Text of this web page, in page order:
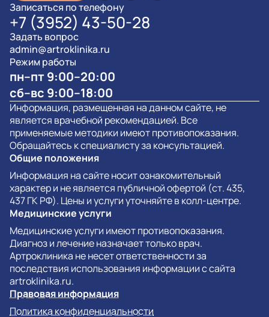
Записаться по телефону
+7 (3952) 43-50-28
Задать вопрос
admin@artroklinika.ru
Режим работы
пн–пт 9:00–20:00
сб–вс 9:00–18:00
Информация, размещенная на данном сайте, не
является врачебной рекомендацией. Все
применяемые методики имеют противопоказания.
Обращайтесь к специалисту за консультацией.
Общие положения
Информация на сайте носит ознакомительный
характер и не является публичной офертой (ст. 435,
437 ГК РФ). Цены и услуги уточняйте в колл-центре.
Медицинские услуги
Медицинские услуги имеют противопоказания.
Диагноз и лечение назначает только врач.
Артроклиника не несет ответственности за
последствия использования информации с сайта
artroklinika.ru.
Правовая информация
Политика конфиденциальности